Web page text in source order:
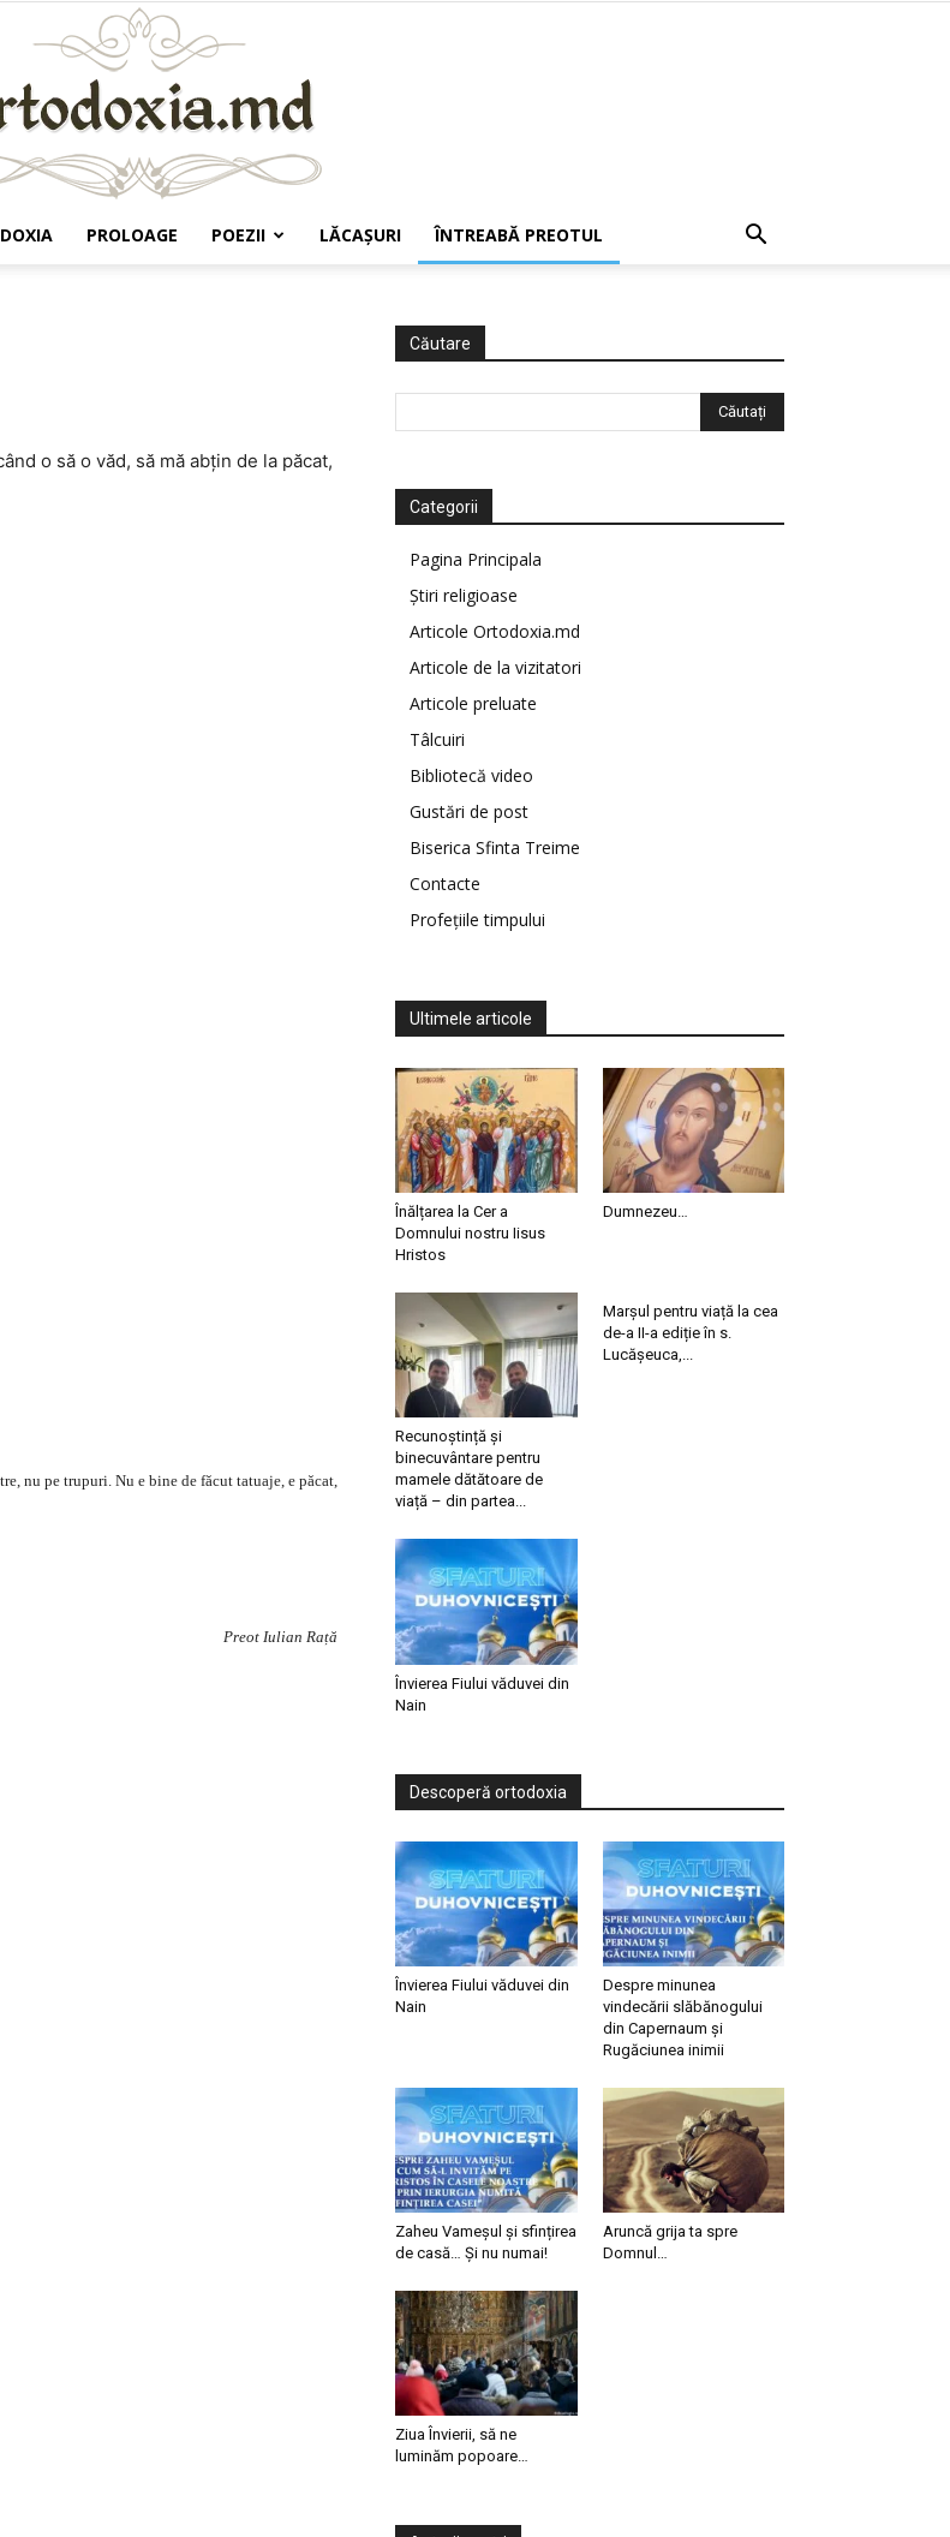
PROLOAGE POEZII LĂCAŞURI ÎNTREABĂ PREOTUL
o să o văd, să mă abţin de la păcat,
nu pe trupuri. Nu e bine de făcut tatuaje, e păcat,
Preot Iulian Rață
Căutare
Categorii
Pagina Principala
Știri religioase
Articole Ortodoxia.md
Articole de la vizitatori
Articole preluate
Tâlcuiri
Bibliotecă video
Gustări de post
Biserica Sfinta Treime
Contacte
Profețiile timpului
Ultimele articole
Înălțarea la Cer a
Domnului nostru Iisus
Hristos
Dumnezeu…
Recunoștință și
binecuvântare pentru
mamele dătătoare de
viață – din partea...
Marșul pentru viață la cea
de-a II-a ediție în s.
Lucășeuca,...
Învierea Fiului văduvei din
Nain
Descoperă ortodoxia
Învierea Fiului văduvei din
Nain
Despre minunea
vindecării slăbănogului
din Capernaum și
Rugăciunea inimii
Zaheu Vameșul și sfințirea
de casă… Și nu numai!
Aruncă grija ta spre
Domnul…
Ziua Învierii, să ne
luminăm popoare…